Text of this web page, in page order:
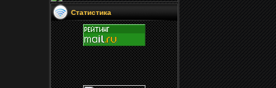
Статистика